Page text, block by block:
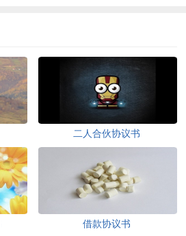
二人合伙协议书
借款协议书